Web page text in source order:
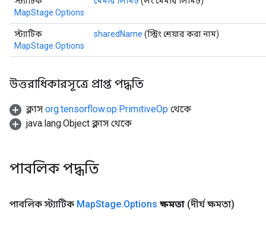
MapStage.Options
স্ট্যাটিক
MapStage.Options
sharedName (স্ট্রিং শেয়ার করা নাম)
উত্তরাধিকারসূত্রে প্রাপ্ত পদ্ধতি
ক্লাস org.tensorflow.op.PrimitiveOp থেকে
java.lang.Object ক্লাস থেকে
পাবলিক পদ্ধতি
পাবলিক স্ট্যাটিক MapStage.Options ক্ষমতা (দীর্ঘ ক্ষমতা)